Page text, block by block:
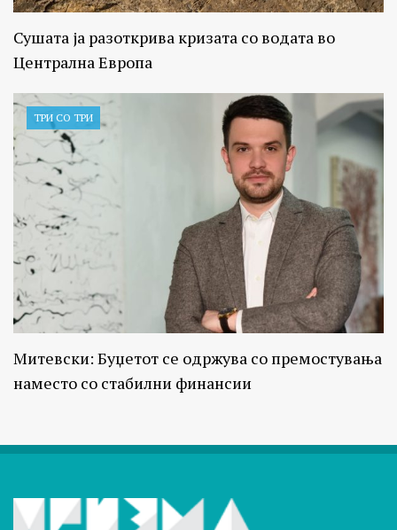
Сушата ја разоткрива кризата со водата во
Централна Европа
ТРИ СО ТРИ
Митевски: Буџетот се одржува со премостувања
наместо со стабилни финансии